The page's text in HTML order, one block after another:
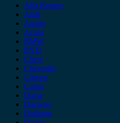
Alfa Romeo
Audi
Austin
Acura
BMW
BYD
Chery
Chevrolet
Citroen
Cupra
Dacia
Daewoo
Daihatsu